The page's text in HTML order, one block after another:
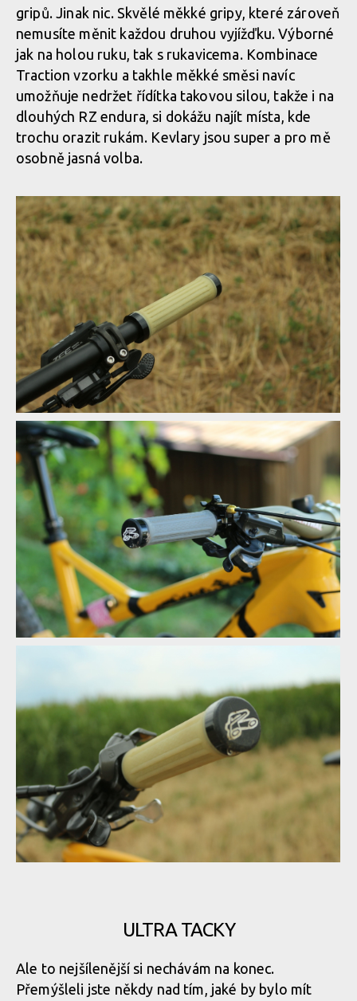
gripů. Jinak nic. Skvělé měkké gripy, které zároveň
nemusíte měnit každou druhou vyjížďku. Výborné
jak na holou ruku, tak s rukavicema. Kombinace
Traction vzorku a takhle měkké směsi navíc
umožňuje nedržet řídítka takovou silou, takže i na
dlouhých RZ endura, si dokážu najít místa, kde
trochu orazit rukám. Kevlary jsou super a pro mě
osobně jasná volba.
Gripy Renthal
Gripy Renthal
Gripy Renthal
Gripy Renthal
Gripy Renthal
Gripy Renthal
Gripy Renthal
Gripy Renthal
ULTRA TACKY
Ale to nejšílenější si nechávám na konec.
Přemýšleli jste někdy nad tím, jaké by bylo mít